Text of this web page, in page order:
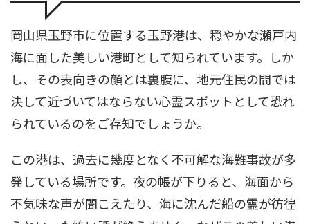
岡山県玉野市に位置する玉野港は、穏やかな瀬戸内
海に面した美しい港町として知られています。しか
し、その表向きの顔とは裏腹に、地元住民の間では
決して近づいてはならない心霊スポットとして恐れ
られているのをご存知でしょうか。
この港は、過去に幾度となく不可解な海難事故が多
発している場所です。夜の帳が下りると、海面から
不気味な声が聞こえたり、海に沈んだ船の霊が彷徨